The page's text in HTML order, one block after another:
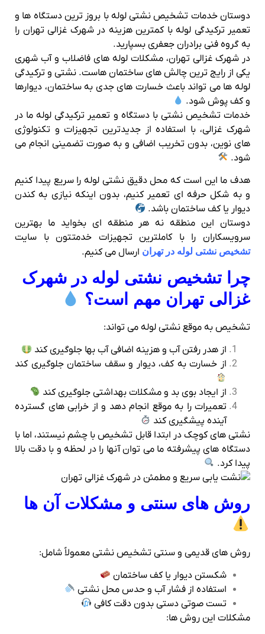
دوستان خدمات تشخیص نشتی لوله با بروز ترین دستگاه ها و
تعمیر ترکیدگی لوله با کمترین هزینه در شهرک غزالی تهران را
به گروه فنی برادران جعفری بسپارید.
در شهرک غزالی تهران، مشکلات لوله‌ های فاضلاب و آب شهری
یکی از رایج‌ ترین چالش‌ های ساختمان‌ هاست. نشتی و ترکیدگی
لوله‌ ها می‌ تواند باعث خسارت‌ های جدی به ساختمان، دیوارها
و کف‌ پوش شود.
خدمات تشخیص نشتی با دستگاه و تعمیر ترکیدگی لوله ما در
شهرک غزالی، با استفاده از جدیدترین تجهیزات و تکنولوژی‌
های نوین، بدون تخریب اضافی و به‌ صورت تضمینی انجام می‌
شود.
هدف ما این است که محل دقیق نشتی لوله را سریع پیدا کنیم
و به شکل حرفه‌ ای تعمیر کنیم، بدون اینکه نیازی به کندن
دیوار یا کف ساختمان باشد.
دوستان این منطقه نه هر منطقه ای بخواید ما بهترین
سرویسکاران را با کاملترین تجهیزات خدمتتون با سایت
تشخیص نشتی لوله در تهران ارسال می کنیم.
چرا تشخیص نشتی لوله در شهرک
غزالی تهران مهم است؟
تشخیص به موقع نشتی لوله می‌ تواند:
از هدر رفتن آب و هزینه اضافی آب‌ بها جلوگیری کند
از خسارت به کف، دیوار و سقف ساختمان جلوگیری کند
از ایجاد بوی بد و مشکلات بهداشتی جلوگیری کند
تعمیرات را به موقع انجام دهد و از خرابی‌ های گسترده
آینده پیشگیری کند
نشتی‌ های کوچک در ابتدا قابل تشخیص با چشم نیستند، اما با
دستگاه‌ های پیشرفته ما می‌ توان آنها را در لحظه و با دقت بالا
پیدا کرد.
روش‌ های سنتی و مشکلات آن‌ ها
روش‌ های قدیمی و سنتی تشخیص نشتی معمولاً شامل:
شکستن دیوار یا کف ساختمان
استفاده از فشار آب و حدس محل نشتی
تست صوتی دستی بدون دقت کافی
مشکلات این روش‌ ها: